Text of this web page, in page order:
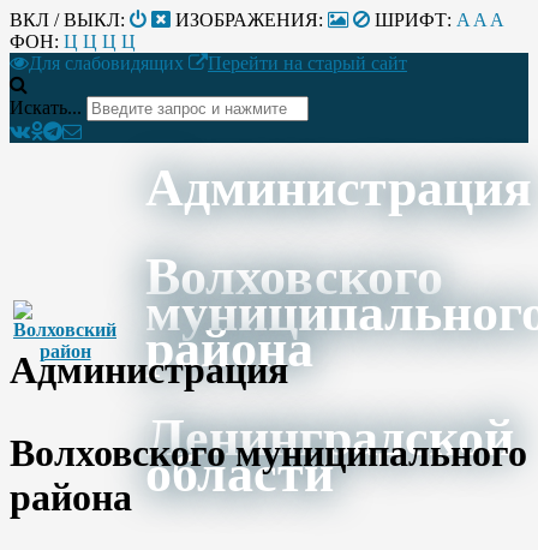
ВКЛ / ВЫКЛ: ИЗОБРАЖЕНИЯ: ШРИФТ: A A A
ФОН: Ц Ц Ц Ц
Для слабовидящих
Перейти на старый сайт
Искать...
Администрация
Волховского
района
Ленинградской
области
Администрация
Волховского муниципального
района